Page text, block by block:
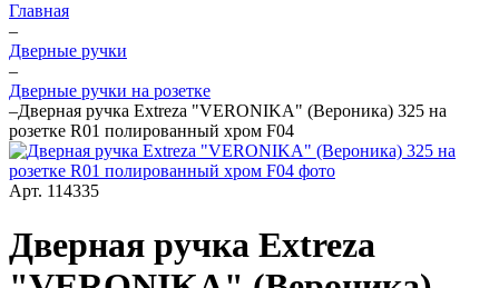
Главная
–
Дверные ручки
–
Дверные ручки на розетке
–Дверная ручка Extreza "VERONIKA" (Вероника) 325 на
розетке R01 полированный хром F04
Арт. 114335
Дверная ручка Extreza